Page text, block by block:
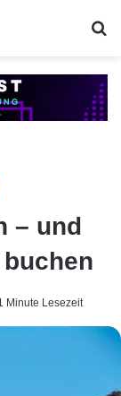
– und
Minute Lesezeit